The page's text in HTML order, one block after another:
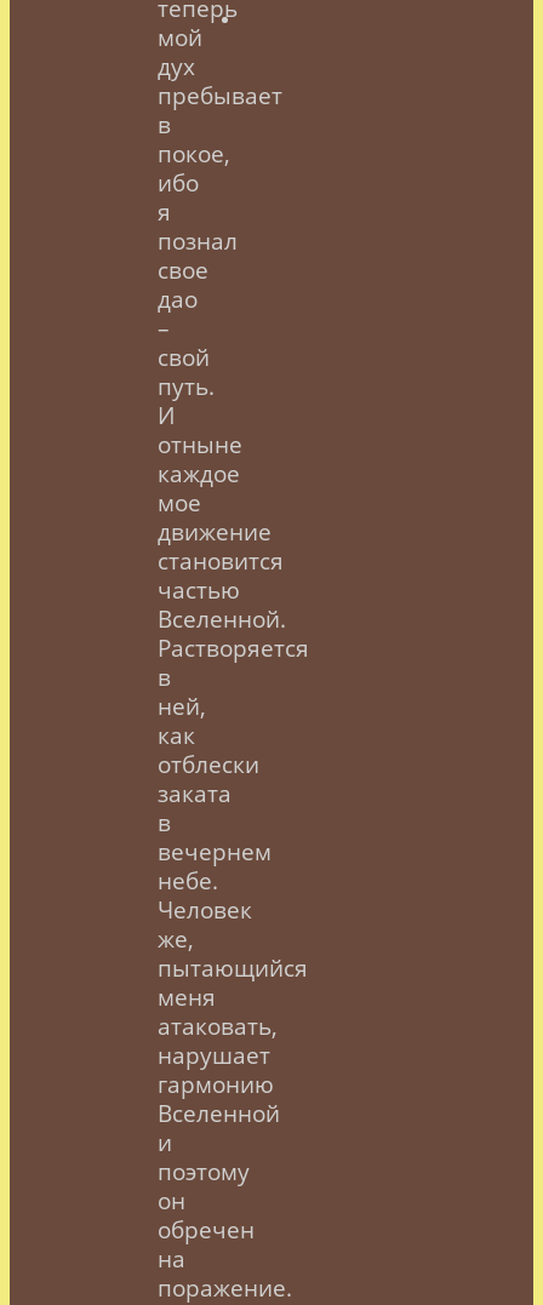
теперь
мой
дух
пребывает
в
покое,
ибо
я
познал
свое
дао
–
свой
путь.
И
отныне
каждое
мое
движение
становится
частью
Вселенной.
Растворяется
в
ней,
как
отблески
заката
в
вечернем
небе.
Человек
же,
пытающийся
меня
атаковать,
нарушает
гармонию
Вселенной
и
поэтому
он
обречен
на
поражение.